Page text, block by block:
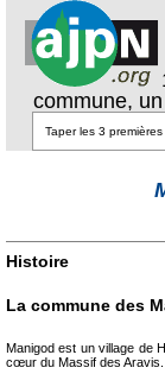
commune,
Histoire
La commune des
Manigod est un village de
cœur du Massif des Aravis.